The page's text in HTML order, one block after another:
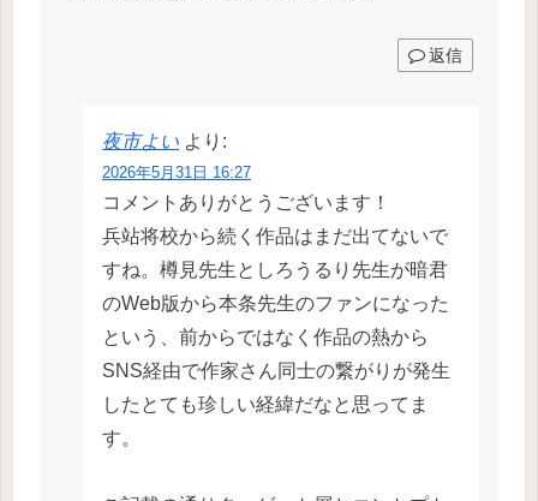
返信
夜市よい より:
2026年5月31日 16:27
コメントありがとうございます！
兵站将校から続く作品はまだ出てないで
すね。樽見先生としろうるり先生が暗君
のWeb版から本条先生のファンになった
という、前からではなく作品の熱から
SNS経由で作家さん同士の繋がりが発生
したとても珍しい経緯だなと思ってま
す。